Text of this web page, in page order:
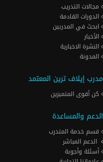
مجالات التدريب
الدورات القادمة
ابحث في المدربين
الأخبار
النشرة الاخبارية
المدونة
مدرب إيلاف ترين المعتمد
كن أقوى المتميزين
الدعم والمساعدة
قسم خدمة المتدرب
الدعم المباشر
أسئلة وأجوبة